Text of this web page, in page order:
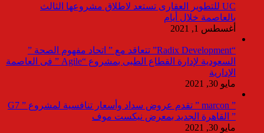
UC للتطوير العقارى تستعد لاطلاق مشروعها الثالث
بالعاصمة خلال أيام
أغسطس 1, 2021
“Radix Development” تتعاقد مع ” اتحاد مفهوم الصحة ”
السعودية لإدارة القطاع الطبى بمشروع “Agile ” فى العاصمة
الإدارية
مايو 30, 2021
” marcon ” تقدم عروض سداد وأسعار تنافسية لمشروع ” G7
” القاهرة الجديد بمعرض نيكست موف
مايو 30, 2021